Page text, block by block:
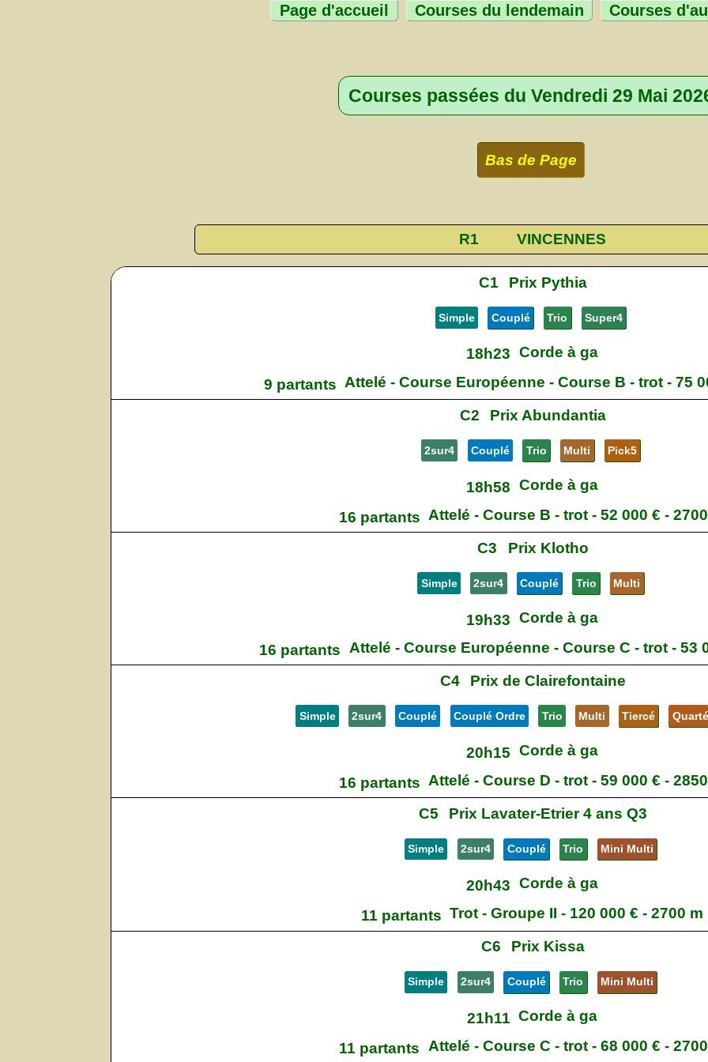
Page d'accueil Courses du lendemain Courses
Courses passées du Vendredi 29 Mai
Bas de Page
R1 VINCENNES
C1 Prix Pythia
Simple Couplé Trio Super4
18h23 Corde à ga
9 partants Attelé - Course Européenne - Course B - trot - 75
C2
Prix Abundantia
2sur4 Couplé Trio Multi Pick5
18h58 Corde à ga
16 partants Attelé - Course B - trot - 52 000 € -
C3
Prix Klotho
Simple 2sur4 Couplé Trio Multi
19h33 Corde à ga
16 partants
Attelé - Course Européenne - Course C - trot - 53
C4
Prix de Clairefontaine
Simple 2sur4 Couplé Couplé Ordre Trio Multi Tiercé Quarté
20h15 Corde à ga
16 partants Attelé - Course D - trot - 59 000 € -
C5
Prix Lavater-Etrier 4 ans Q3
Simple 2sur4 Couplé Trio Mini Multi
20h43 Corde à ga
11 partants Trot - Groupe II - 120 000 € - 2700 m
C6
Prix Kissa
Simple 2sur4 Couplé Trio Mini Multi
21h11 Corde à ga
11 partants Attelé - Course C - trot - 68 000 € -